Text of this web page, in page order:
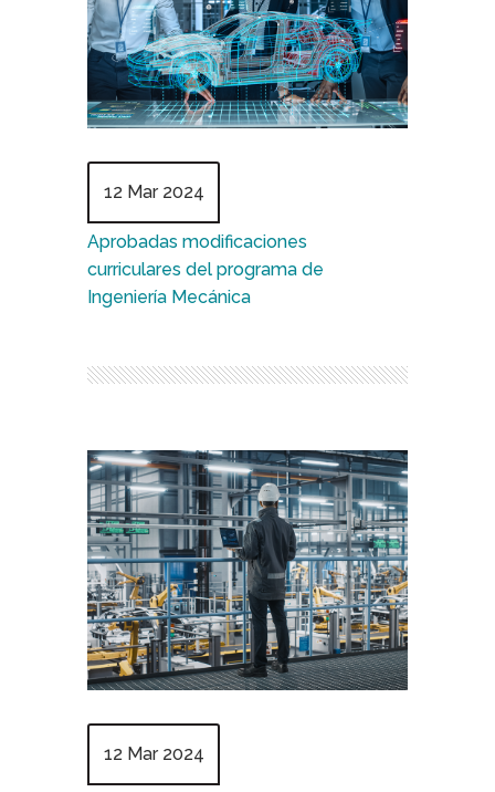
12 Mar 2024
Aprobadas modificaciones
curriculares del programa de
Ingeniería Mecánica
12 Mar 2024